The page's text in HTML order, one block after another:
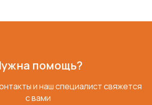
помощь?
и наш специалист свяжется
с вами